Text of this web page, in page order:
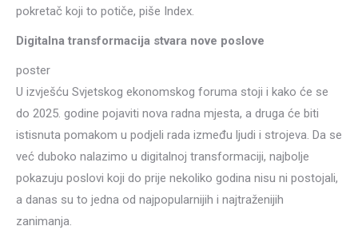
pokretač koji to potiče, piše Index.
Digitalna transformacija stvara nove poslove
poster
U izvješću Svjetskog ekonomskog foruma stoji i kako će se
do 2025. godine pojaviti nova radna mjesta, a druga će biti
istisnuta pomakom u podjeli rada između ljudi i strojeva. Da se
već duboko nalazimo u digitalnoj transformaciji, najbolje
pokazuju poslovi koji do prije nekoliko godina nisu ni postojali,
a danas su to jedna od najpopularnijih i najtraženijih
zanimanja.